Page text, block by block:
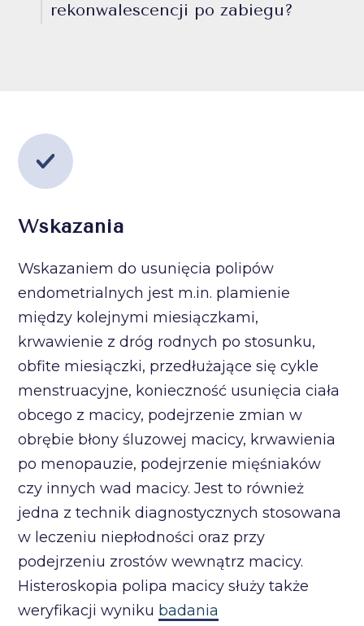
rekonwalescencji po zabiegu?
Wskazania
Wskazaniem do usunięcia polipów
endometrialnych jest m.in. plamienie
między kolejnymi miesiączkami,
krwawienie z dróg rodnych po stosunku,
obfite miesiączki, przedłużające się cykle
menstruacyjne, konieczność usunięcia ciała
obcego z macicy, podejrzenie zmian w
obrębie błony śluzowej macicy, krwawienia
po menopauzie, podejrzenie mięśniaków
czy innych wad macicy. Jest to również
jedna z technik diagnostycznych stosowana
w leczeniu niepłodności oraz przy
podejrzeniu zrostów wewnątrz macicy.
Histeroskopia polipa macicy służy także
weryfikacji wyniku badania